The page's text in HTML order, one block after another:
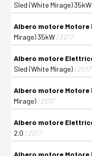
Sled (White Mirage) 35kW
Albero motore Motore
Mirage) 35kW | 2017
Albero motore
Sled (White Mirage) | 2017
Albero motore Motore
Mirage) | 2017
Albero motore
2.0 | 2017